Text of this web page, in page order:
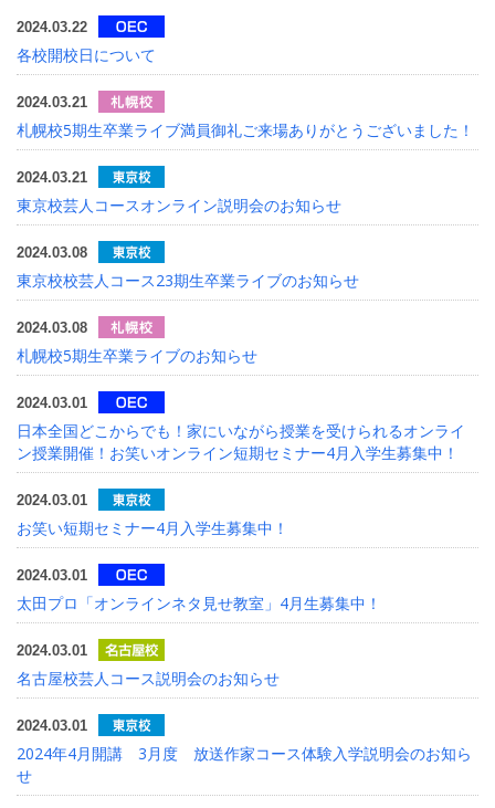
2024.03.22
各校開校日について
2024.03.21
札幌校5期生卒業ライブ満員御礼ご来場ありがとうございました！
2024.03.21
東京校芸人コースオンライン説明会のお知らせ
2024.03.08
東京校校芸人コース23期生卒業ライブのお知らせ
2024.03.08
札幌校5期生卒業ライブのお知らせ
2024.03.01
日本全国どこからでも！家にいながら授業を受けられるオンライ
ン授業開催！お笑いオンライン短期セミナー4月入学生募集中！
2024.03.01
お笑い短期セミナー4月入学生募集中！
2024.03.01
太田プロ「オンラインネタ見せ教室」4月生募集中！
2024.03.01
名古屋校芸人コース説明会のお知らせ
2024.03.01
2024年4月開講 3月度 放送作家コース体験入学説明会のお知ら
せ